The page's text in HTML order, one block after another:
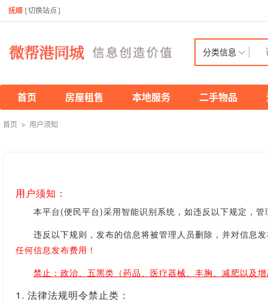
抚顺 [切换站点 ]
分类信息
首页 房屋租售 本地服务 二手物品
首页 > 用户须知
用户须知：
本平台(便民平台)采用智能识别系统，如违反以下规定，管
违反以下规则，发布的信息将被管理人员删除，并对信息
任何信息发布费用！
禁止：政治、五黑类（药品、医疗器械、丰胸、减肥以及
1. 法律法规明令禁止类：